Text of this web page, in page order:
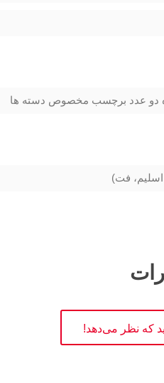
دو عدد برچسب مخصوص دسته ها
که نظر می‌دهد!